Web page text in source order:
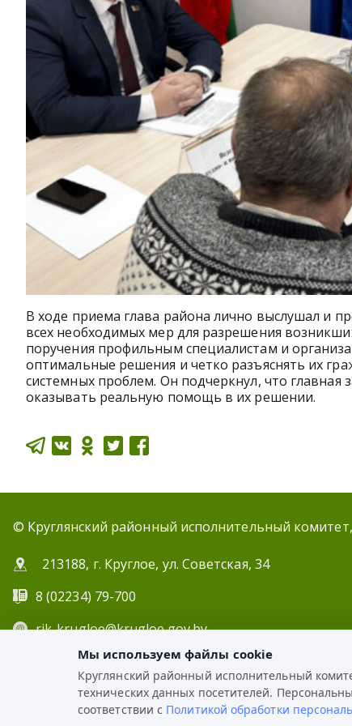
В ходе приема глава района лично выслушал и
всех необходимых мер для разрешения
поручения профильным специалистам и
оптимальные решения и четко разъяснять их
системных проблем. Он подчеркнул, что главная
оказывать реальную помощь в их решении.
© Круглянский районный исполнительный
213188, г. Круглое, ул. Советская, 34
8 (02234) 79-700
rik-krugloe@krugloe.gov.by
РАЗРАБОТКА:
ЦВР «Октябрьский»
Мы используем файлы cookie
Круглянский районный исполнительный
технических данных посетителей.
соответствии с Политикой обработки